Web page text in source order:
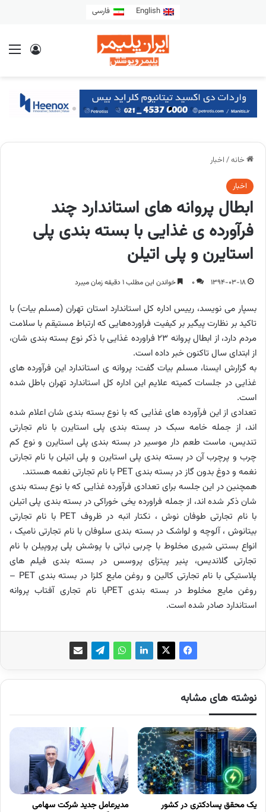
English فارسی
خانه/ اخبار
اخبار
ابطال پروانه های استاندارد چند
فرآورده ی غذایی با بسته بندی پلی
استایرن و پلی اتیلن
1394-03-18
0 خواندن این مطلب 1 دقیقه زمان میبرد
بسپار می نویسد، رییس اداره کل استاندارد استان تهران (مسلم بیات) با
تاکید بر نظارت پیگیر بر کیفیت فراورده‌هایی که ارتباط مستیقم با سلامت
مردم دارد، از ابطال پروانه 23 فراورده غذایی با ذکر نوع بسته بندی شان،
از ابتدای سال تاکنون خبر داده است.
به گزارش ایسنا، مسلم بیات گفت: پروانه ی استاندارد این فرآورده های
غذایی در جلسات کمیته علایم این اداره کل استاندارد تهران باطل شده
است.
تعدادی از این فرآورده های غذایی که با نوع بسته بندی شان اعلام شده
اند، از جمله خامه سبک در بسته بندی پلی استایرن با نام تجارتی
تندیس، ماست طعم دار موسیر در بسته بندی پلی استایرن و نوع کم
چرب و پرچرب آن در بسته بندی پلی استایرن و پلی اتیلن با نام تجارتی
نغمه و دوغ بدون گاز در بسته بندی PET با نام تجارتی نغمه هستند.
همچنین در این جلسه برای تعدادی فرآورده غذایی که با نوع بسته بندی
شان ذکر شده اند، از جمله فراورده یخی خوراکی در بسته بندی پلی اتیلن
با نام تجارتی طوفان نوش ، نکتار انبه در ظروف PET با نام تجارتی
بیتانوش ، آلوچه و لواشک در بسته بندی سلوفان با نام تجارتی نامیک ،
انواع بستنی شیری مخلوط با چربی نباتی با پوشش پلی پروپیلن با نام
تجارتی گلاندیس، پنیر پیتزای پروسس در بسته بندی فیلم های
پلاستیکی با نام تجارتی کالین و روغن مایع کلزا در بسته بندی PET –
روغن مایع مخلوط در بسته بندی PETبا نام تجاری آفتاب پروانه
استاندارد صادر شده است.
نوشته های مشابه
یک محقق پسادکتری در کشور
مدیرعامل جدید شرکت سهامی